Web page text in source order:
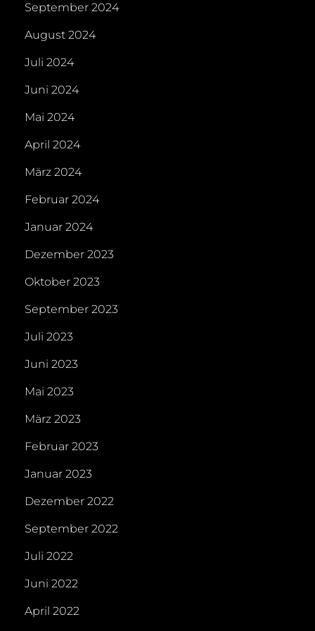
September 2024
August 2024
Juli 2024
Juni 2024
Mai 2024
April 2024
März 2024
Februar 2024
Januar 2024
Dezember 2023
Oktober 2023
September 2023
Juli 2023
Juni 2023
Mai 2023
März 2023
Februar 2023
Januar 2023
Dezember 2022
September 2022
Juli 2022
Juni 2022
April 2022